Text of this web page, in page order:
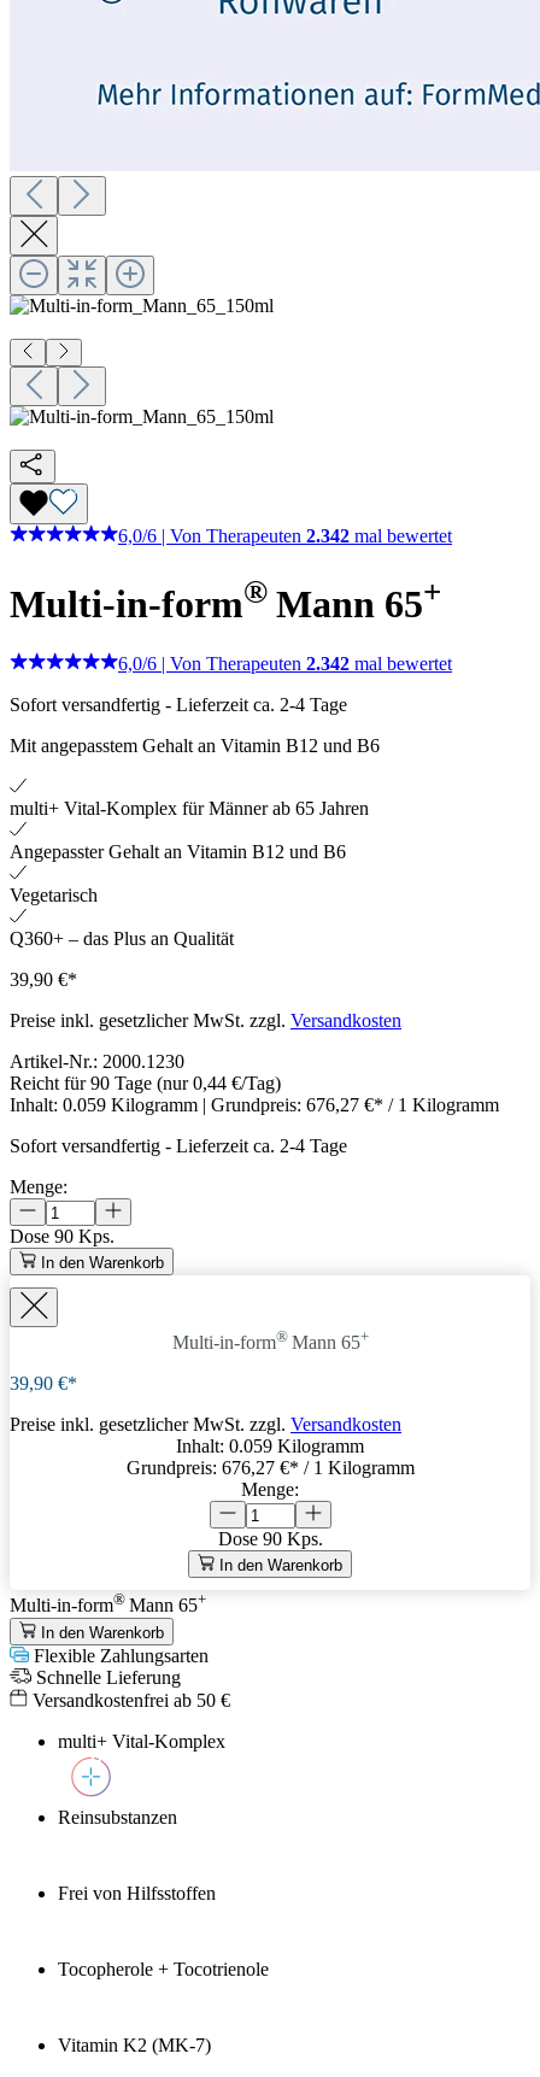
6,0/6 | Von Therapeuten 2.342 mal bewertet
Multi-in-form® Mann 65+
6,0/6 | Von Therapeuten 2.342 mal bewertet
Sofort versandfertig - Lieferzeit ca. 2-4 Tage
Mit angepasstem Gehalt an Vitamin B12 und B6
multi+ Vital-Komplex für Männer ab 65 Jahren
Angepasster Gehalt an Vitamin B12 und B6
Vegetarisch
Q360+ – das Plus an Qualität
39,90 €*
Preise inkl. gesetzlicher MwSt. zzgl. Versandkosten
Artikel-Nr.: 2000.1230
Reicht für 90 Tage (nur 0,44 €/Tag)
Inhalt: 0.059 Kilogramm | Grundpreis: 676,27 €* / 1 Kilogramm
Sofort versandfertig - Lieferzeit ca. 2-4 Tage
Menge:
Dose 90 Kps.
In den Warenkorb
Multi-in-form® Mann 65+
39,90 €*
Preise inkl. gesetzlicher MwSt. zzgl. Versandkosten
Inhalt: 0.059 Kilogramm
Grundpreis: 676,27 €* / 1 Kilogramm
Menge:
Dose 90 Kps.
In den Warenkorb
Multi-in-form® Mann 65+
In den Warenkorb
Flexible Zahlungsarten
Schnelle Lieferung
Versandkostenfrei ab 50 €
multi+ Vital-Komplex
Reinsubstanzen
Frei von Hilfsstoffen
Tocopherole + Tocotrienole
Vitamin K2 (MK-7)